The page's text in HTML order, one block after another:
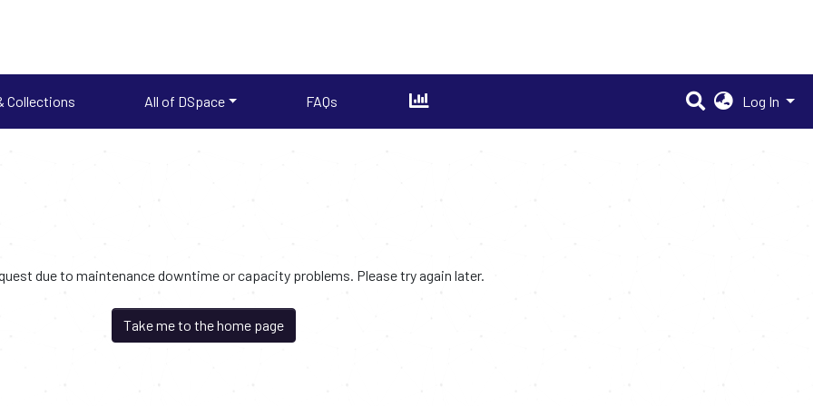
Collections All of DSpace FAQs Log In
due to maintenance downtime or capacity problems. Please try again later.
Take me to the home page